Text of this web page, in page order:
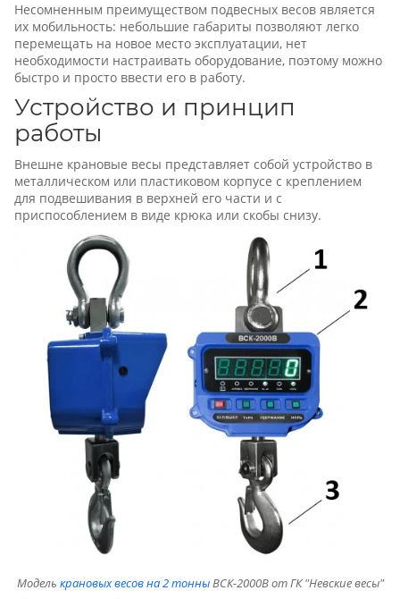
Несомненным преимуществом подвесных весов является
их мобильность: небольшие габариты позволяют легко
перемещать на новое место эксплуатации, нет
необходимости настраивать оборудование, поэтому можно
быстро и просто ввести его в работу.
Устройство и принцип
работы
Внешне крановые весы представляет собой устройство в
металлическом или пластиковом корпусе с креплением
для подвешивания в верхней его части и с
приспособлением в виде крюка или скобы снизу.
Модель крановых весов на 2 тонныВСК-2000В от ГК "Невские весы"